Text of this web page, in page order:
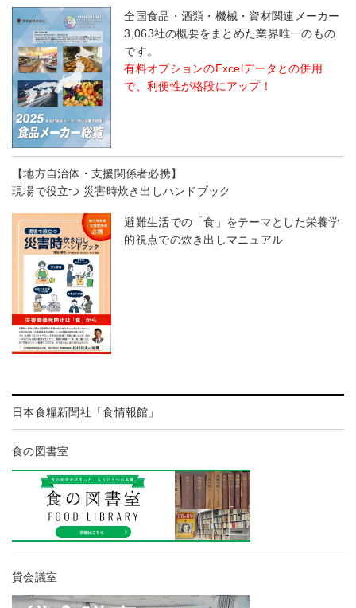
全国食品・酒類・機械・資材関連メーカー
3,063社の概要をまとめた業界唯一のもの
です。
有料オプションのExcelデータとの併用
で、利便性が格段にアップ！
【地方自治体・支援関係者必携】
現場で役立つ 災害時炊き出しハンドブック
避難生活での「食」をテーマとした栄養学
的視点での炊き出しマニュアル
日本食糧新聞社「食情報館」
食の図書室
貸会議室